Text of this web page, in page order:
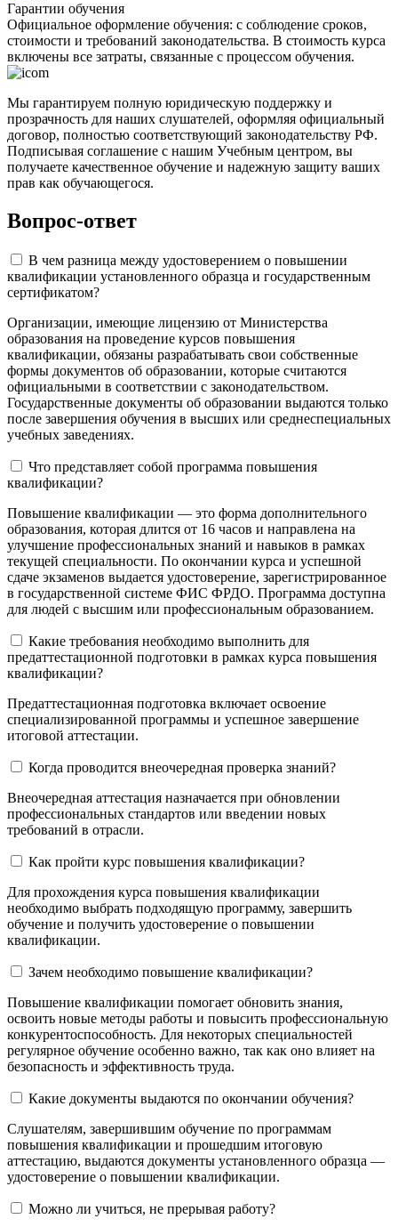
Гарантии обучения
Официальное оформление обучения: с соблюдение сроков,
стоимости и требований законодательства. В стоимость курса
включены все затраты, связанные с процессом обучения.
Мы гарантируем полную юридическую поддержку и
прозрачность для наших слушателей, оформляя официальный
договор, полностью соответствующий законодательству РФ.
Подписывая соглашение с нашим Учебным центром, вы
получаете качественное обучение и надежную защиту ваших
прав как обучающегося.
Вопрос-ответ
В чем разница между удостоверением о повышении
квалификации установленного образца и государственным
сертификатом?
Организации, имеющие лицензию от Министерства
образования на проведение курсов повышения
квалификации, обязаны разрабатывать свои собственные
формы документов об образовании, которые считаются
официальными в соответствии с законодательством.
Государственные документы об образовании выдаются только
после завершения обучения в высших или среднеспециальных
учебных заведениях.
Что представляет собой программа повышения
квалификации?
Повышение квалификации — это форма дополнительного
образования, которая длится от 16 часов и направлена на
улучшение профессиональных знаний и навыков в рамках
текущей специальности. По окончании курса и успешной
сдаче экзаменов выдается удостоверение, зарегистрированное
в государственной системе ФИС ФРДО. Программа доступна
для людей с высшим или профессиональным образованием.
Какие требования необходимо выполнить для
предаттестационной подготовки в рамках курса повышения
квалификации?
Предаттестационная подготовка включает освоение
специализированной программы и успешное завершение
итоговой аттестации.
Когда проводится внеочередная проверка знаний?
Внеочередная аттестация назначается при обновлении
профессиональных стандартов или введении новых
требований в отрасли.
Как пройти курс повышения квалификации?
Для прохождения курса повышения квалификации
необходимо выбрать подходящую программу, завершить
обучение и получить удостоверение о повышении
квалификации.
Зачем необходимо повышение квалификации?
Повышение квалификации помогает обновить знания,
освоить новые методы работы и повысить профессиональную
конкурентоспособность. Для некоторых специальностей
регулярное обучение особенно важно, так как оно влияет на
безопасность и эффективность труда.
Какие документы выдаются по окончании обучения?
Слушателям, завершившим обучение по программам
повышения квалификации и прошедшим итоговую
аттестацию, выдаются документы установленного образца —
удостоверение о повышении квалификации.
Можно ли учиться, не прерывая работу?